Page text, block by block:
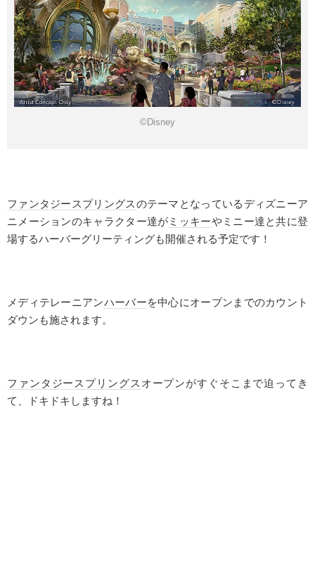
©Disney
ファンタジースプリングスのテーマとなっているディズニーア
ニメーションのキャラクター達がミッキーやミニー達と共に登
場するハーバーグリーティングも開催される予定です！
メディテレーニアンハーバーを中心にオープンまでのカウント
ダウンも施されます。
ファンタジースプリングス オープンがすぐそこまで迫ってき
て、ドキドキしますね！